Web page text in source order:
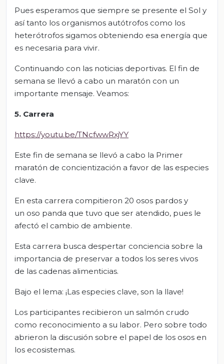
Pues esperamos que siempre se presente el Sol y
así tanto los organismos autótrofos como los
heterótrofos sigamos obteniendo esa energía que
es necesaria para vivir.
Continuando con las noticias deportivas. El fin de
semana se llevó a cabo un maratón con un
importante mensaje. Veamos:
5. Carrera
https://youtu.be/TNcfwwRxjYY
Este fin de semana se llevó a cabo la Primer
maratón de concientización a favor de las especies
clave.
En esta carrera compitieron 20 osos pardos y
un oso panda que tuvo que ser atendido, pues le
afectó el cambio de ambiente.
Esta carrera busca despertar conciencia sobre la
importancia de preservar a todos los seres vivos
de las cadenas alimenticias.
Bajo el lema: ¡Las especies clave, son la llave!
Los participantes recibieron un salmón crudo
como reconocimiento a su labor. Pero sobre todo
abrieron la discusión sobre el papel de los osos en
los ecosistemas.